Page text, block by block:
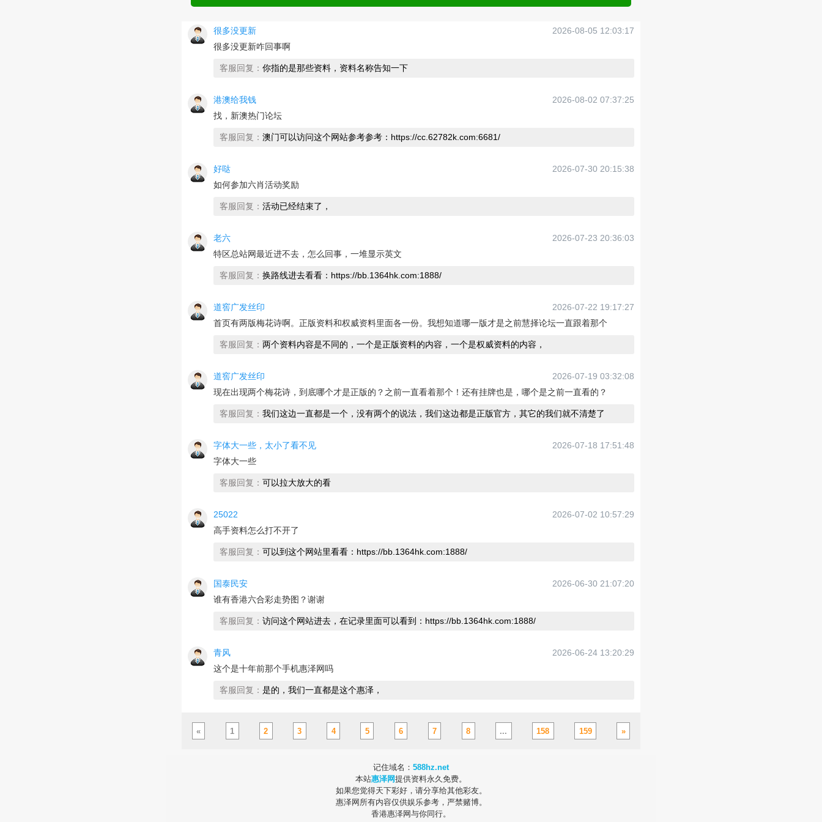
很多没更新
2026-08-05 12:03:17
很多没更新咋回事啊
客服回复： 你指的是那些资料，资料名称告知一下
港澳给我钱
2026-08-02 07:37:25
找，新澳热门论坛
客服回复： 澳门可以访问这个网站参考参考：https://cc.62782k.com:6681/
好哒
2026-07-30 20:15:38
如何参加六肖活动奖励
客服回复： 活动已经结束了，
老六
2026-07-23 20:36:03
特区总站网最近进不去，怎么回事，一堆显示英文
客服回复： 换路线进去看看：https://bb.1364hk.com:1888/
道窖广发丝印
2026-07-22 19:17:27
首页有两版梅花诗啊。正版资料和权威资料里面各一份。我想知道哪一版才是之前慧择论坛一直跟着那个
客服回复： 两个资料内容是不同的，一个是正版资料的内容，一个是权威资料的内容，
道窖广发丝印
2026-07-19 03:32:08
现在出现两个梅花诗，到底哪个才是正版的？之前一直看着那个！还有挂牌也是，哪个是之前一直看的？
客服回复： 我们这边一直都是一个，没有两个的说法，我们这边都是正版官方，其它的我们就不清楚了
字体大一些，太小了看不见
2026-07-18 17:51:48
字体大一些
客服回复： 可以拉大放大的看
25022
2026-07-02 10:57:29
高手资料怎么打不开了
客服回复： 可以到这个网站里看看：https://bb.1364hk.com:1888/
国泰民安
2026-06-30 21:07:20
谁有香港六合彩走势图？谢谢
客服回复： 访问这个网站进去，在记录里面可以看到：https://bb.1364hk.com:1888/
青风
2026-06-24 13:20:29
这个是十年前那个手机惠泽网吗
客服回复： 是的，我们一直都是这个惠泽，
« 1 2 3 4 5 6 7 8 ... 158 159 »
记住域名： 588hz.net
本站惠泽网提供资料永久免费。
如果您觉得天下彩好，请分享给其他彩友。
惠泽网所有内容仅供娱乐参考，严禁赌博。
香港惠泽网与你同行。